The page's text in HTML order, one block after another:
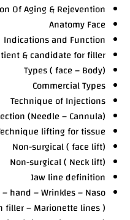
Of Aging & Rejevention
Anatomy Face
Indications and Function
& candidate for filler
Types ( face – Body)
Commercial Types
Technique of Injections
(Needle – Cannula) )
lifting for tissue
(Non-surgical ( face lift
(Non-surgical ( Neck lift
Jaw line definition
hand – Wrinkles – Naso
filler – Marionette lines )